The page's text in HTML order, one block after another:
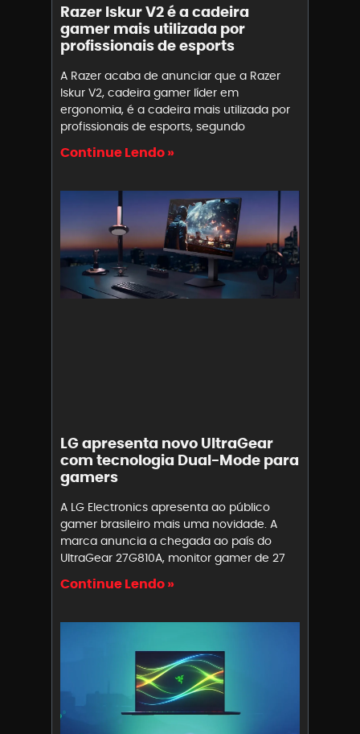
Razer Iskur V2 é a cadeira
gamer mais utilizada por
profissionais de esports
A Razer acaba de anunciar que a Razer
Iskur V2, cadeira gamer líder em
ergonomia, é a cadeira mais utilizada por
profissionais de esports, segundo
Continue Lendo »
LG apresenta novo UltraGear
com tecnologia Dual-Mode para
gamers
A LG Electronics apresenta ao público
gamer brasileiro mais uma novidade. A
marca anuncia a chegada ao país do
UltraGear 27G810A, monitor gamer de 27
Continue Lendo »